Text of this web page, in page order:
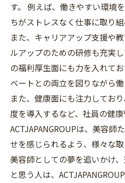
す。 例えば、働きやすい環境
ちがストレスなく仕事に取り
また、キャリアアップ支援や
ルアップのための研修も充実
の福利厚生面にも力を入れて
ベートとの両立を図りながら働
また、健康面にも注力してお
度を導入するなど、社員の健康
ACTJAPANGROUPは、美容師
せを感じられるよう、様々な取
美容師としての夢を追いかけ
と思う人は、